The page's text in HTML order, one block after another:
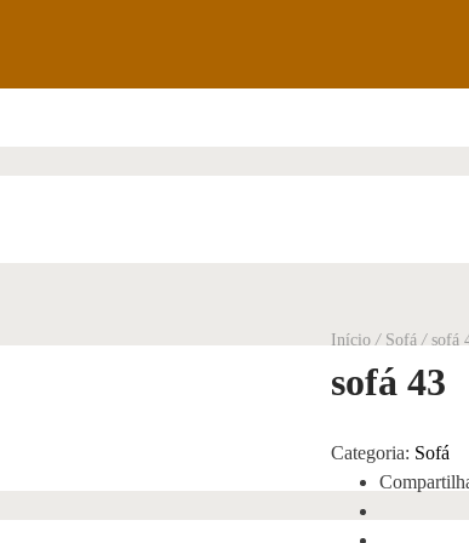
Início / Sofá /sofá
sofá 43
Categoria: Sofá